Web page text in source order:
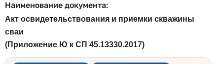
Наименование документа:
Акт освидетельствования и приемки скважины
сваи
(Приложение Ю к СП 45.13330.2017)